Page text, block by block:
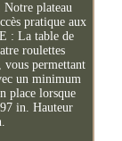
plateau
pratique aux
: La table de
roulettes
vous permettant
un minimum
place lorsque
in. Hauteur